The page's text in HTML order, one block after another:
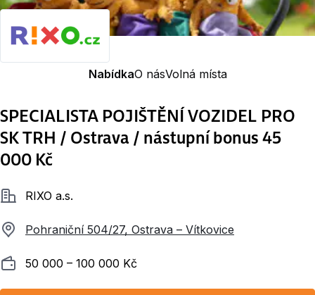
NabídkaO násVolná místa
SPECIALISTA POJIŠTĚNÍ VOZIDEL PRO
SK TRH / Ostrava / nástupní bonus 45
000 Kč
SpolečnostRIXO a.s.
Pohraniční 504/27, Ostrava – Vítkovice
Plat 50 000 ‍–‍ 100 000 Kč